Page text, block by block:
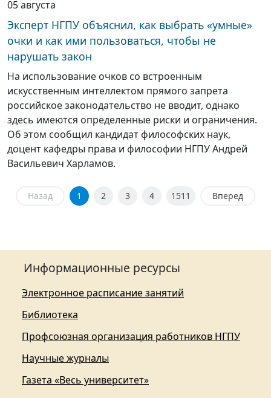
05 августа
Эксперт НГПУ объяснил, как выбрать «умные»
очки и как ими пользоваться, чтобы не
нарушать закон
На использование очков со встроенным
искусственным интеллектом прямого запрета
российское законодательство не вводит, однако
здесь имеются определенные риски и ограничения.
Об этом сообщил кандидат философских наук,
доцент кафедры права и философии НГПУ Андрей
Васильевич Харламов.
Назад 1 2 3 4 1511 Вперед
Информационные ресурсы
Электронное расписание занятий
Библиотека
Профсоюзная организация работников НГПУ
Научные журналы
Газета «Весь университет»